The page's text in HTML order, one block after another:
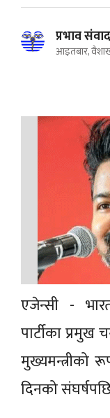
प्रभाव
आइतबार,
एजेन्सी -
पार्टीका
मुख्यमन्त्रीको
दिनको